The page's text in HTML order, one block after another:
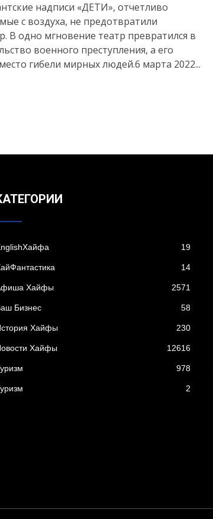
надписи «ДЕТИ», отчетливо
с воздуха, не предотвратили
В одно мгновение театр превратился в
военного преступления, а его
гибели мирных людей.6 марта 2022...
19
14
Хайфы 2571
Бизнес 58
Хайфы 230
Хайфы 12616
978
2